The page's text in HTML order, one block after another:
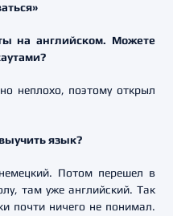
на английском. Можете
неплохо, поэтому открыл
язык?
Потом перешел в
там уже английский. Так
почти ничего не понимал.